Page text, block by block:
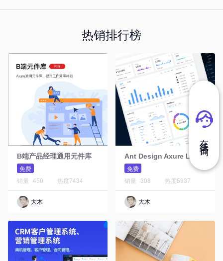
热销排行榜
B端产品经理通用元件库
免费
销量 450 热度7434
大木
A
nt Design Axure Library元件库Web版
免费
销量 308 热度5937
大木